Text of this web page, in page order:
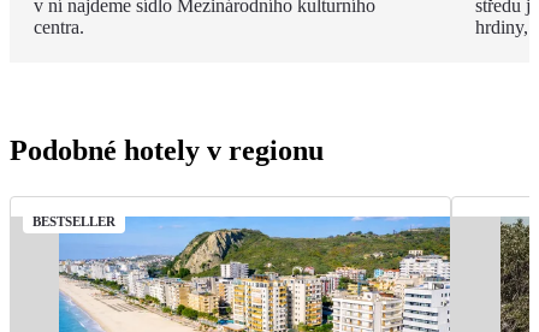
v ní najdeme sídlo Mezinárodního kulturního
centra.
středu
hrdiny,
Podobné hotely v regionu
BESTSELLER